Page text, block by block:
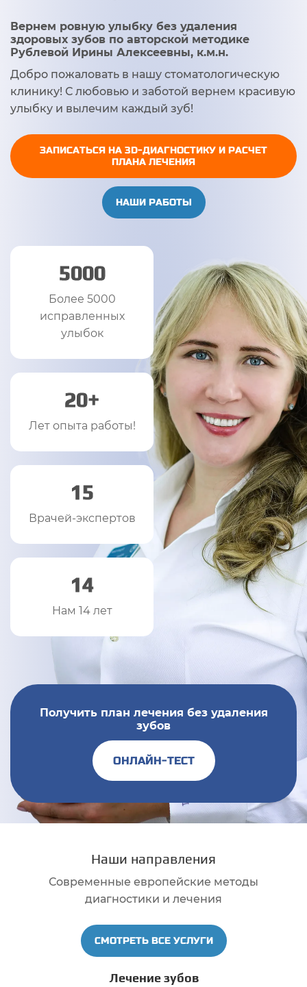
Вернем ровную улыбку без удаления
здоровых зубов по авторской методике
Рублевой Ирины Алексеевны, к.м.н.
Добро пожаловать в нашу стоматологическую
клинику! С любовью и заботой вернем красивую
улыбку и вылечим каждый зуб!
ЗАПИСАТЬСЯ НА 3D-ДИАГНОСТИКУ И РАСЧЕТ
ПЛАНА ЛЕЧЕНИЯ
НАШИ РАБОТЫ
5000
Более 5000
исправленных
улыбок
20+
Лет опыта работы!
15
Врачей-экспертов
14
Нам 14 лет
Получить план лечения без удаления
зубов
ОНЛАЙН-ТЕСТ
Наши направления
Современные европейские методы
диагностики и лечения
СМОТРЕТЬ ВСЕ УСЛУГИ
Лечение зубов